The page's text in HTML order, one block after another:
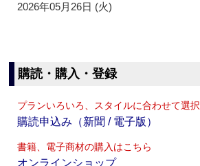
2026年05月26日 (火)
購読・購入・登録
プランいろいろ、スタイルに合わせて選択
購読申込み（新聞 / 電子版）
書籍、電子商材の購入はこちら
オンラインショップ